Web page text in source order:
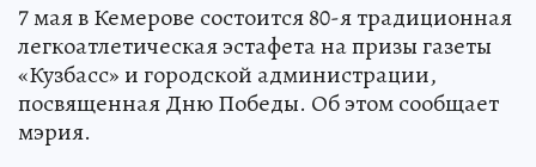
7 мая в Кемерове состоится 80-я традиционная
легкоатлетическая эстафета на призы газеты
«Кузбасс» и городской администрации,
посвященная Дню Победы. Об этом сообщает
мэрия.